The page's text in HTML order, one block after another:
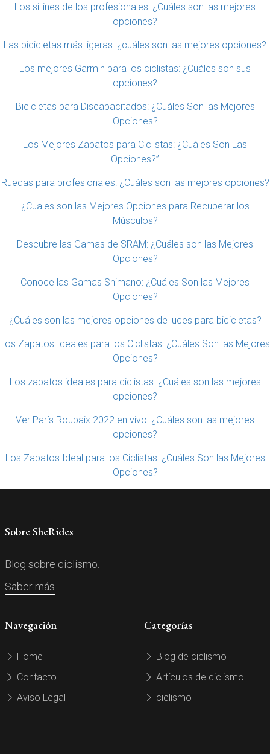
Los sillines de los profesionales: ¿Cuáles son las mejores
opciones?
Las bicicletas más ligeras: ¿cuáles son las mejores opciones?
Los mejores Garmin para los ciclistas: ¿Cuáles son sus
opciones?
Bicicletas para Discapacitados: ¿Cuáles Son las Mejores
Opciones?
Los Mejores Zapatos para Ciclistas: ¿Cuáles Son Las
Opciones?”
Ruedas para profesionales: ¿Cuáles son las mejores opciones?
¿Cuales son las Mejores Opciones para Recuperar los
Músculos?
Descubre las Gamas de SRAM: ¿Cuáles son las Mejores
Opciones?
Conoce las Gamas Shimano: ¿Cuáles Son las Mejores
Opciones?
¿Cuáles son las mejores opciones de luces para bicicletas?
Los Zapatos Ideales para los Ciclistas: ¿Cuáles Son las Mejores
Opciones?
Los zapatos ideales para ciclistas: ¿Cuáles son las mejores
opciones?
Ver París Roubaix 2022 en vivo: ¿Cuáles son las mejores
opciones?
Los Zapatos Ideal para los Ciclistas: ¿Cuáles Son las Mejores
Opciones?
Sobre SheRides
Blog sobre ciclismo.
Saber más
Navegación
Home
Contacto
Aviso Legal
Categorías
Blog de ciclismo
Artículos de ciclismo
ciclismo